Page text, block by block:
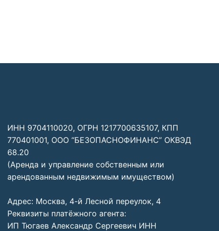
ИНН 9704110020, ОГРН 1217700635107, КПП
770401001, ООО “БЕЗОПАСНОФИНАНС” ОКВЭД
68.20
(Аренда и управление собственным или
арендованным недвижимым имуществом)
Адрес: Москва, 4-й Лесной переулок, 4
Реквизиты платёжного агента:
ИП Тюгаев Александр Сергеевич ИНН